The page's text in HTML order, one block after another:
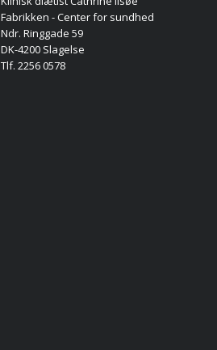
Fabrikken - Center for sundhed
Ndr. Ringgade 59
DK-4200 Slagelse
Tlf. 2256 0578